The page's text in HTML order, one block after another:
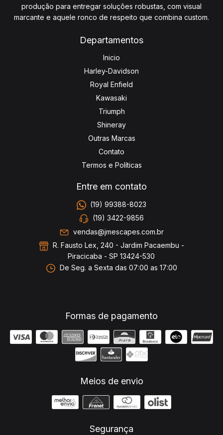
produção para entregar soluções robustas, com visual
marcante e aquele ronco de respeito que combina custom.
Departamentos
Inicio
Harley-Davidson
Royal Enfield
Kawasaki
Triumph
Shineray
Outras Marcas
Contato
Termos e Políticas
Entre em contato
(19) 99388-8023
(19) 3422-9856
vendas@jmescapes.com.br
R. Fausto Lex, 240 - Jardim Pacaembu -
Piracicaba - SP 13424-530
De Seg. a Sexta das 07:00 as 17:00
Formas de pagamento
Meios de envio
Segurança